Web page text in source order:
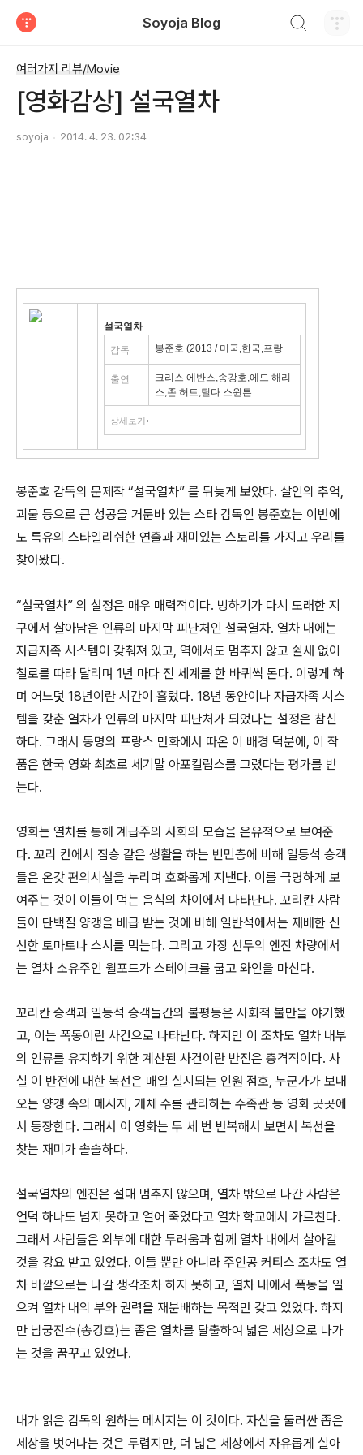
Soyoja Blog
여러가지 리뷰/Movie
[영화감상] 설국열차
soyoja 2014. 4. 23. 02:34
설국열차
감독
봉준호 (2013 / 미국,한국,프랑
스)
출연
크리스 에반스,송강호,에드 해리
스,존 허트,틸다 스윈튼
상세보기
봉준호 감독의 문제작 “설국열차” 를 뒤늦게 보았다. 살인의 추억,
괴물 등으로 큰 성공을 거둔바 있는 스타 감독인 봉준호는 이번에
도 특유의 스타일리쉬한 연출과 재미있는 스토리를 가지고 우리를
찾아왔다.
“설국열차” 의 설정은 매우 매력적이다. 빙하기가 다시 도래한 지
구에서 살아남은 인류의 마지막 피난처인 설국열차. 열차 내에는
자급자족 시스템이 갖춰져 있고, 역에서도 멈추지 않고 쉴새 없이
철로를 따라 달리며 1년 마다 전 세계를 한 바퀴씩 돈다. 이렇게 하
며 어느덧 18년이란 시간이 흘렀다. 18년 동안이나 자급자족 시스
템을 갖춘 열차가 인류의 마지막 피난처가 되었다는 설정은 참신
하다. 그래서 동명의 프랑스 만화에서 따온 이 배경 덕분에, 이 작
품은 한국 영화 최초로 세기말 아포칼립스를 그렸다는 평가를 받
는다.
영화는 열차를 통해 계급주의 사회의 모습을 은유적으로 보여준
다. 꼬리 칸에서 짐승 같은 생활을 하는 빈민층에 비해 일등석 승객
들은 온갖 편의시설을 누리며 호화롭게 지낸다. 이를 극명하게 보
여주는 것이 이들이 먹는 음식의 차이에서 나타난다. 꼬리칸 사람
들이 단백질 양갱을 배급 받는 것에 비해 일반석에서는 재배한 신
선한 토마토나 스시를 먹는다. 그리고 가장 선두의 엔진 차량에서
는 열차 소유주인 윌포드가 스테이크를 굽고 와인을 마신다.
꼬리칸 승객과 일등석 승객들간의 불평등은 사회적 불만을 야기했
고, 이는 폭동이란 사건으로 나타난다. 하지만 이 조차도 열차 내부
의 인류를 유지하기 위한 계산된 사건이란 반전은 충격적이다. 사
실 이 반전에 대한 복선은 매일 실시되는 인원 점호, 누군가가 보내
오는 양갱 속의 메시지, 개체 수를 관리하는 수족관 등 영화 곳곳에
서 등장한다. 그래서 이 영화는 두 세 번 반복해서 보면서 복선을
찾는 재미가 솔솔하다.
설국열차의 엔진은 절대 멈추지 않으며, 열차 밖으로 나간 사람은
언덕 하나도 넘지 못하고 얼어 죽었다고 열차 학교에서 가르친다.
그래서 사람들은 외부에 대한 두려움과 함께 열차 내에서 살아갈
것을 강요 받고 있었다. 이들 뿐만 아니라 주인공 커티스 조차도 열
차 바깥으로는 나갈 생각조차 하지 못하고, 열차 내에서 폭동을 일
으켜 열차 내의 부와 권력을 재분배하는 목적만 갖고 있었다. 하지
만 남궁진수(송강호)는 좁은 열차를 탈출하여 넓은 세상으로 나가
는 것을 꿈꾸고 있었다.
내가 읽은 감독의 원하는 메시지는 이 것이다. 자신을 둘러싼 좁은
세상을 벗어나는 것은 두렵지만, 더 넓은 세상에서 자유롭게 살아